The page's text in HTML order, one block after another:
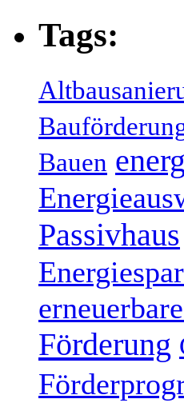
Tags:
Bauen
Passivhaus
Förderung